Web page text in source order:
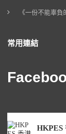
《一份不能辜負
常用連結
HKPES